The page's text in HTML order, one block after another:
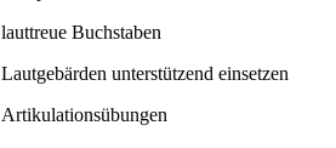
lauttreue Buchstaben
Lautgebärden unterstützend einsetzen
Artikulationsübungen